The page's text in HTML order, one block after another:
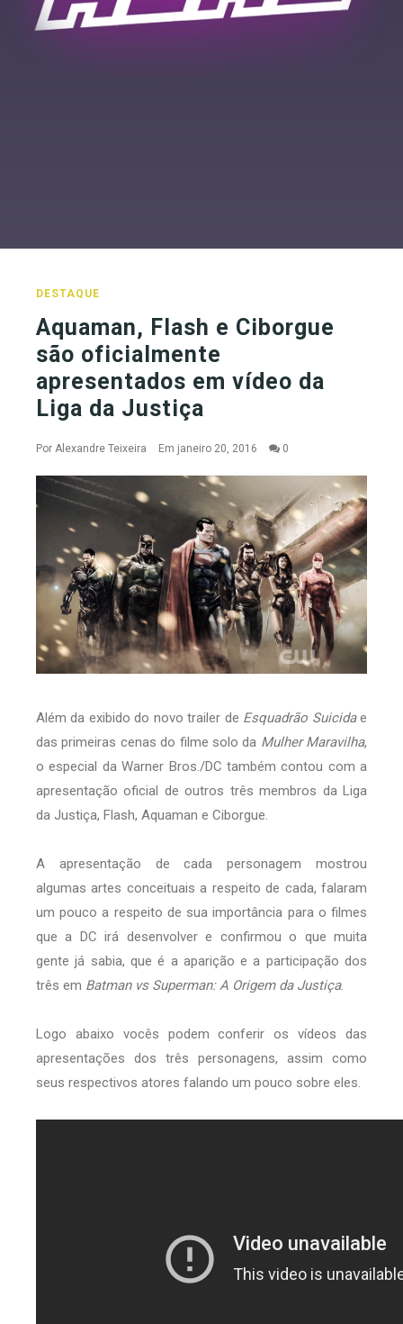
DESTAQUE
Aquaman, Flash e Ciborgue
são oficialmente
apresentados em vídeo da
Liga da Justiça
Por Alexandre Teixeira Em janeiro 20, 2016 0
Além da exibido do novo trailer de Esquadrão Suicidae
das primeiras cenas do filme solo da Mulher Maravilha,
o especial da Warner Bros./DC também contou com a
apresentação oficial de outros três membros da Liga
da Justiça, Flash, Aquaman e Ciborgue.
A apresentação de cada personagem mostrou
algumas artes conceituais a respeito de cada, falaram
um pouco a respeito de sua importância para o filmes
que a DC irá desenvolver e confirmou o que muita
gente já sabia, que é a aparição e a participação dos
três em Batman vs Superman: A Origem da Justiça.
Logo abaixo vocês podem conferir os vídeos das
apresentações dos três personagens, assim como
seus respectivos atores falando um pouco sobre eles.